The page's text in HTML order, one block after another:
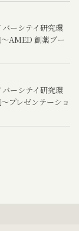
ーシテイ研究環
AMED 創薬ブー
ーシテイ研究環
プレゼンテーショ